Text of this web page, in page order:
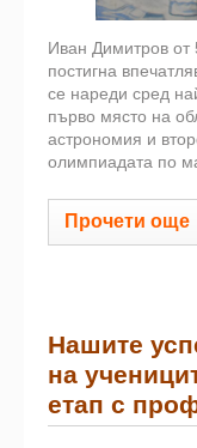
Иван Димитров от
постигна
се нареди сред
първо място на
астрономия и
олимпиадата по
Прочети още
Нашите
на
етап с